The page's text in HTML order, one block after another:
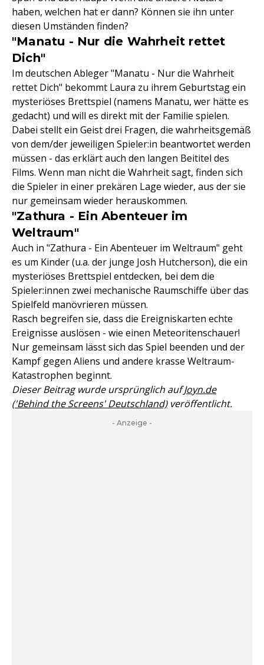
haben, welchen hat er dann? Können sie ihn unter
diesen Umständen finden?
"Manatu - Nur die Wahrheit rettet
Dich"
Im deutschen Ableger "Manatu - Nur die Wahrheit
rettet Dich" bekommt Laura zu ihrem Geburtstag ein
mysteriöses Brettspiel (namens Manatu, wer hätte es
gedacht) und will es direkt mit der Familie spielen.
Dabei stellt ein Geist drei Fragen, die wahrheitsgemäß
von dem/der jeweiligen Spieler:in beantwortet werden
müssen - das erklärt auch den langen Beititel des
Films. Wenn man nicht die Wahrheit sagt, finden sich
die Spieler in einer prekären Lage wieder, aus der sie
nur gemeinsam wieder herauskommen.
"Zathura - Ein Abenteuer im
Weltraum"
Auch in "Zathura - Ein Abenteuer im Weltraum" geht
es um Kinder (u.a. der junge Josh Hutcherson), die ein
mysteriöses Brettspiel entdecken, bei dem die
Spieler:innen zwei mechanische Raumschiffe über das
Spielfeld manövrieren müssen.
Rasch begreifen sie, dass die Ereigniskarten echte
Ereignisse auslösen - wie einen Meteoritenschauer!
Nur gemeinsam lässt sich das Spiel beenden und der
Kampf gegen Aliens und andere krasse Weltraum-
Katastrophen beginnt.
Dieser Beitrag wurde ursprünglich aufJoyn.de
('Behind the Screens' Deutschland)veröffentlicht.
- Anzeige -